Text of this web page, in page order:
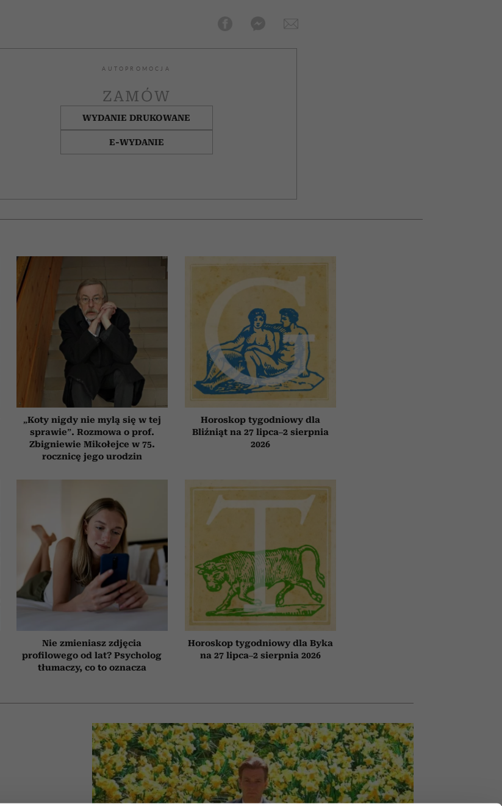
AUTOPROMOCJA
ZAMÓW
WYDANIE DRUKOWANE
E-WYDANIE
„Koty nigdy nie mylą się w tej
sprawie”. Rozmowa o prof.
Zbigniewie Mikołejce w 75.
rocznicę jego urodzin
Horoskop tygodniowy dla
Bliźniąt na 27 lipca–2 sierpnia
2026
Nie zmieniasz zdjęcia
profilowego od lat? Psycholog
tłumaczy, co to oznacza
Horoskop tygodniowy dla Byka
na 27 lipca–2 sierpnia 2026